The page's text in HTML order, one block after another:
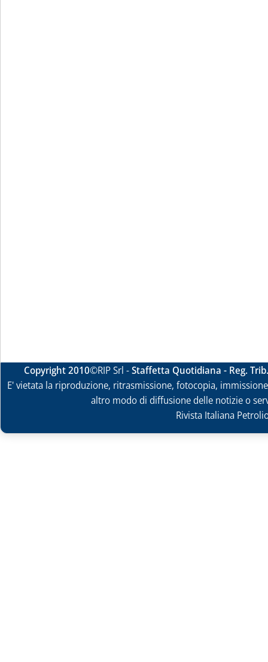
Copyright 2010©RIP Srl -Staffetta Quotidiana - Reg.
E' vietata la riproduzione, ritrasmissione, fotocopia,
altro modo di diffusione delle notizie o
Rivista Italiana